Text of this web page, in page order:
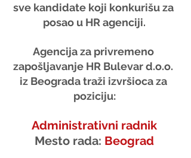
sve kandidate koji konkurišu za
posao u HR agenciji.
Agencija za privremeno
zapošljavanje HR Bulevar d.o.o.
iz Beograda traži izvršioca za
poziciju:
Administrativni radnik
Mesto rada: Beograd